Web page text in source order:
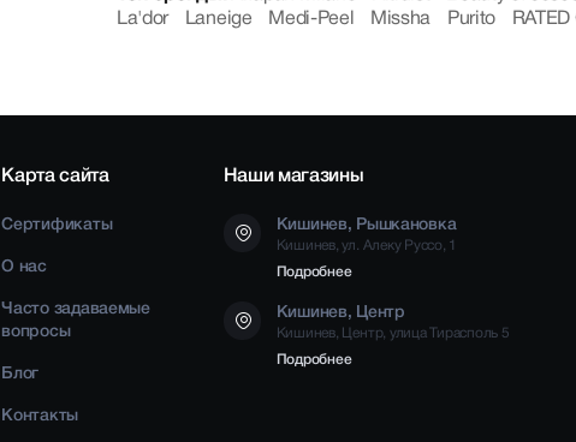
La'dor
Laneige Medi-Peel Missha Purito RATED
Карта сайта
Сертификаты
О нас
Часто задаваемые
вопросы
Блог
Контакты
Наши магазины
Кишинев, Рышкановка
Кишинев, ул. Алеку Руссо, 1
Подробнее
Кишинев, Центр
Кишинев, Центр, улица Тирасполь 5
Подробнее